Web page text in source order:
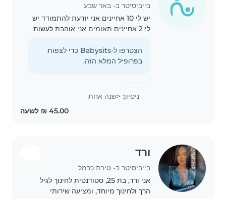
בייביסיטר ב- באר שבע
יש לי 10 אחיינים אני יודעת להתמודד יש
לי 2 אחיינים תאומים אני אוהבת לעשות
יכולה לפעמים להכין פנקייקיםהצטרפו ל-Babysits כדי לצפות
בפרופיל המלא הזה.
ניסיון: <שנה אחת
ורד
בייביסיטר ב- טירת כרמל
אני ורד, בת 25, סטודנטית לחינוך לגיל
הרך ולחינוך מיוחד, ומציעה שירותי